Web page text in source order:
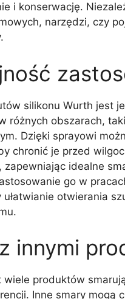
i konserwację.
narzędzi, czy
silikonu Wurth jest
różnych obszarach,
Dzięki sprayowi
chronić je przed
idealne
go w
otwierania
innymi
produktów
Inne smary mogą